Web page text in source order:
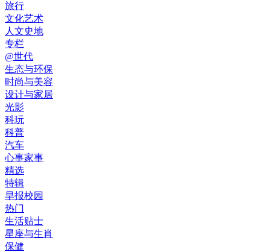
旅行
文化艺术
人文史地
专栏
@世代
生态与环保
时尚与美容
设计与家居
光影
科玩
科普
汽车
心事家事
精选
特辑
早报校园
热门
生活贴士
星座与生肖
保健